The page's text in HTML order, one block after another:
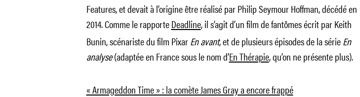
Features, et devait à l’origine être réalisé par Philip Seymour Hoffman, décédé en
2014. Comme le rapporteDeadline, il s’agit d’un film de fantômes écrit par Keith
Bunin, scénariste du film PixarEn avant, et de plusieurs épisodes de la sérieEn
analyse(adaptée en France sous le nom d’En Thérapie, qu’on ne présente plus).
« Armageddon Time » : la comète James Gray a encore frappé